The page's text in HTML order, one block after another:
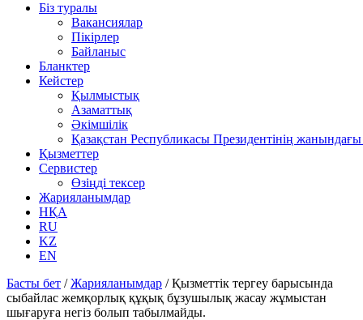
Біз туралы
Вакансиялар
Пікірлер
Байланыс
Бланктер
Кейстер
Қылмыстық
Азаматтық
Әкімшілік
Қазақстан Республикасы Президентінің
Қызметтер
Сервистер
Өзіңді тексер
Жарияланымдар
НҚА
RU
KZ
EN
Басты бет /Жарияланымдар /Қызметтік тергеу барысында
сыбайлас жемқорлық құқық бұзушылық жасау жұмыстан
шығаруға негіз болып табылмайды.